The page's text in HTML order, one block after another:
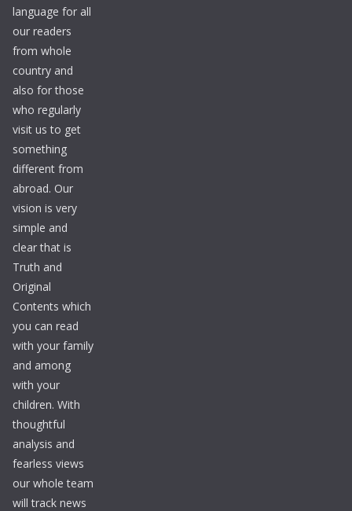
language for all
our readers
from whole
country and
also for those
who regularly
visit us to get
something
different from
abroad. Our
vision is very
simple and
clear that is
Truth and
Original
Contents which
you can read
with your family
and among
with your
children. With
thoughtful
analysis and
fearless views
our whole team
will track news